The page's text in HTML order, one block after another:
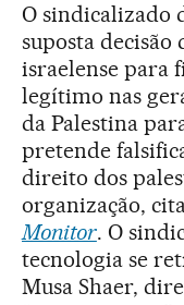
O sindicalizado
suposta decisão
israelense para
legítimo nas
da Palestina
pretende
direito dos
organização,
Monitor. O
tecnologia se
Musa Shaer,